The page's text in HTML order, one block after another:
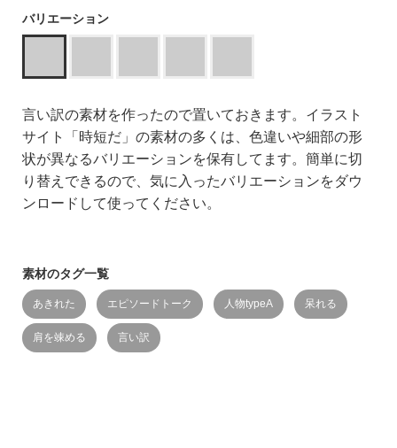
バリエーション
言い訳の素材を作ったので置いておきます。イラスト
サイト「時短だ」の素材の多くは、色違いや細部の形
状が異なるバリエーションを保有してます。簡単に切
り替えできるので、気に入ったバリエーションをダウ
ンロードして使ってください。
素材のタグ一覧
あきれた エピソードトーク 人物typeA 呆れる
肩を竦める 言い訳